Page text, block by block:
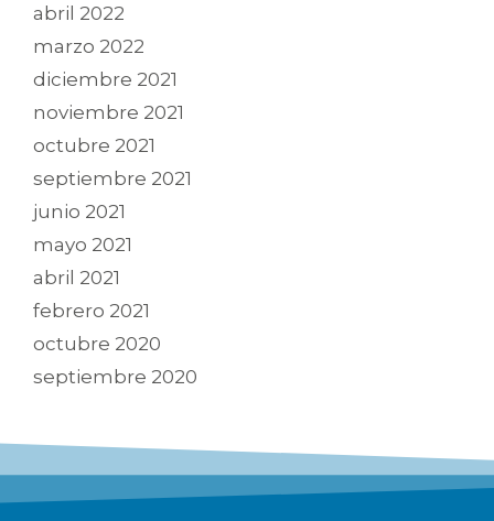
abril 2022
marzo 2022
diciembre 2021
noviembre 2021
octubre 2021
septiembre 2021
junio 2021
mayo 2021
abril 2021
febrero 2021
octubre 2020
septiembre 2020